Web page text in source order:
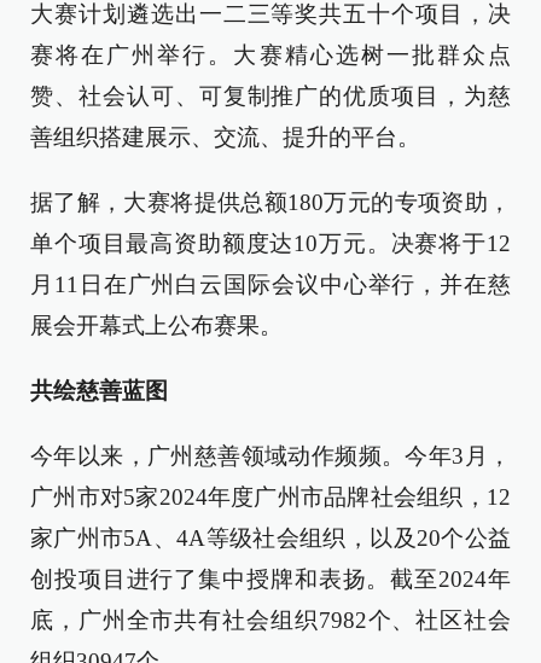
大赛计划遴选出一二三等奖共五十个项目，决
赛将在广州举行。大赛精心选树一批群众点
赞、社会认可、可复制推广的优质项目，为慈
善组织搭建展示、交流、提升的平台。
据了解，大赛将提供总额180万元的专项资助，
单个项目最高资助额度达10万元。决赛将于12
月11日在广州白云国际会议中心举行，并在慈
展会开幕式上公布赛果。
共绘慈善蓝图
今年以来，广州慈善领域动作频频。今年3月，
广州市对5家2024年度广州市品牌社会组织，12
家广州市5A、4A等级社会组织，以及20个公益
创投项目进行了集中授牌和表扬。截至2024年
底，广州全市共有社会组织7982个、社区社会